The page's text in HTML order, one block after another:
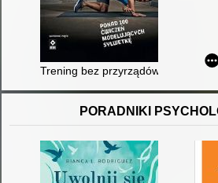
Trening bez przyrządów : ponad
PORADNIKI